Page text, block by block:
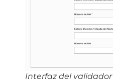
Interfaz del validador